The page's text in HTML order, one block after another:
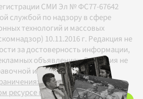
СМИ Эл № ФС77-67642
службой по надзору в сфере
технологий и массовых
10.11.2016 г. Редакция не
за достоверность информации,
объявлениях. Редакция не
информации.
ресурсе применяются